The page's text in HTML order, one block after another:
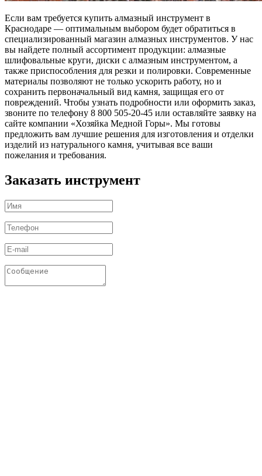
Если вам требуется купить алмазный инструмент в
Краснодаре — оптимальным выбором будет обратиться в
специализированный магазин алмазных инструментов. У нас
вы найдете полный ассортимент продукции: алмазные
шлифовальные круги, диски с алмазным инструментом, а
также приспособления для резки и полировки. Современные
материалы позволяют не только ускорить работу, но и
сохранить первоначальный вид камня, защищая его от
повреждений. Чтобы узнать подробности или оформить заказ,
звоните по телефону 8 800 505-20-45 или оставляйте заявку на
сайте компании «Хозяйка Медной Горы». Мы готовы
предложить вам лучшие решения для изготовления и отделки
изделий из натурального камня, учитывая все ваши
пожелания и требования.
Заказать инструмент